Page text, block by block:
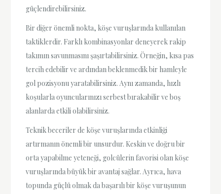
güçlendirebilirsiniz.
Bir diğer önemli nokta, köşe vuruşlarında kullanılan
taktiklerdir. Farklı kombinasyonlar deneyerek rakip
takımın savunmasını şaşırtabilirsiniz. Örneğin, kısa pas
tercih edebilir ve ardından beklenmedik bir hamleyle
gol pozisyonu yaratabilirsiniz. Aynı zamanda, hızlı
koşularla oyuncularınızı serbest bırakabilir ve boş
alanlarda etkili olabilirsiniz.
Teknik beceriler de köşe vuruşlarında etkinliği
artırmanın önemli bir unsurdur. Keskin ve doğru bir
orta yapabilme yeteneği, golcülerin favorisi olan köşe
vuruşlarında büyük bir avantaj sağlar. Ayrıca, hava
topunda güçlü olmak da başarılı bir köşe vuruşunun